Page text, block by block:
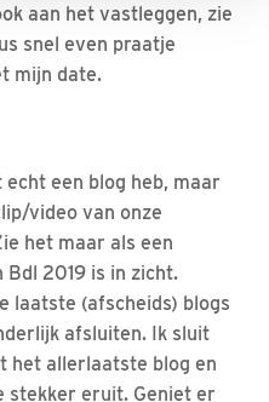
aan het vastleggen, zie
snel even praatje
mijn date.
een blog heb, maar
video van onze
het maar als een
2019 is in zicht.
laatste (afscheids) blogs
afsluiten. Ik sluit
het allerlaatste blog en
stekker eruit. Geniet er